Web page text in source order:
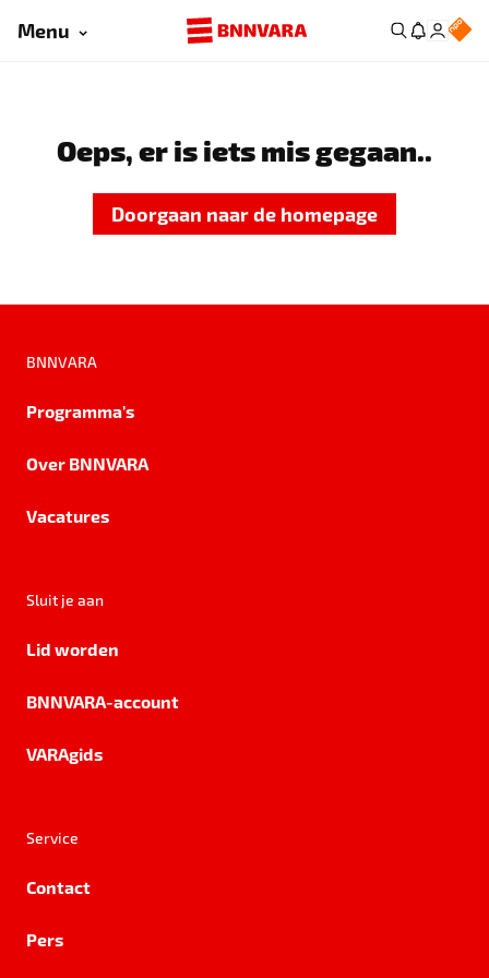
Menu
Oeps, er is iets mis gegaan..
Doorgaan naar de homepage
BNNVARA
Programma's
Over BNNVARA
Vacatures
Sluit je aan
Lid worden
BNNVARA-account
VARAgids
Service
Contact
Pers